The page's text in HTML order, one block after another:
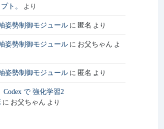
ト。
より
姿勢制御モジュール に 匿名 より
姿勢制御モジュール に お父ちゃん よ
姿勢制御モジュール に 匿名 より
で 強化学習2
に お父ちゃん より